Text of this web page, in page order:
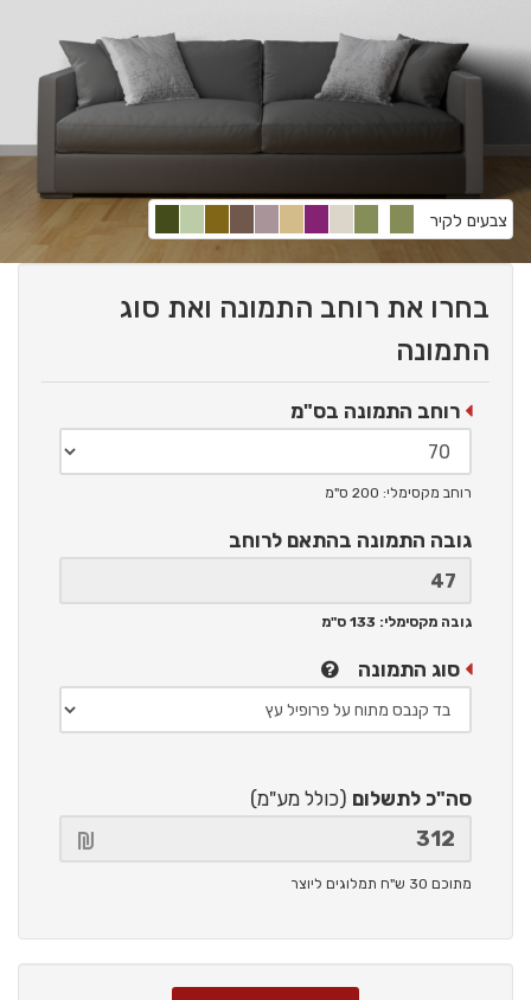
צבעים לקיר
בחרו את רוחב התמונה ואת סוג
התמונה
רוחב התמונה בס"מ
רוחב מקסימלי: 200 ס"מ
גובה התמונה בהתאם לרוחב
גובה מקסימלי: 133 ס"מ
סוג התמונה
סה"כ לתשלום (כולל מע"מ)
מתוכם 30 ש"ח תמלוגים ליוצר